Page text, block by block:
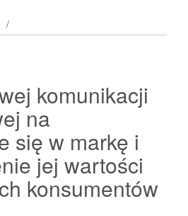
komunikacji
na
się w markę i
jej wartości
konsumentów